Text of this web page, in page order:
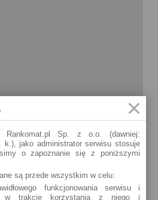
Rankomat.pl Sp. z o.o. (dawniej:
jako administrator serwisu stosuje
o zapoznanie się z poniższymi
są przede wszystkim w celu:
funkcjonowania serwisu i
w trakcie korzystania z niego i